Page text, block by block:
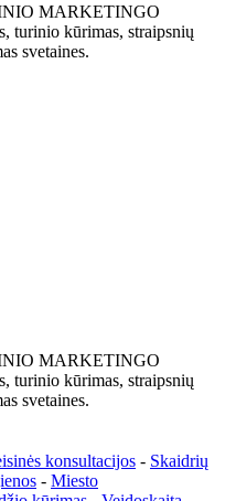
MARKETINGO
turinio kūrimas, straipsnių
svetaines.
MARKETINGO
turinio kūrimas, straipsnių
svetaines.
konsultacijos - Skaidrių
- Miesto